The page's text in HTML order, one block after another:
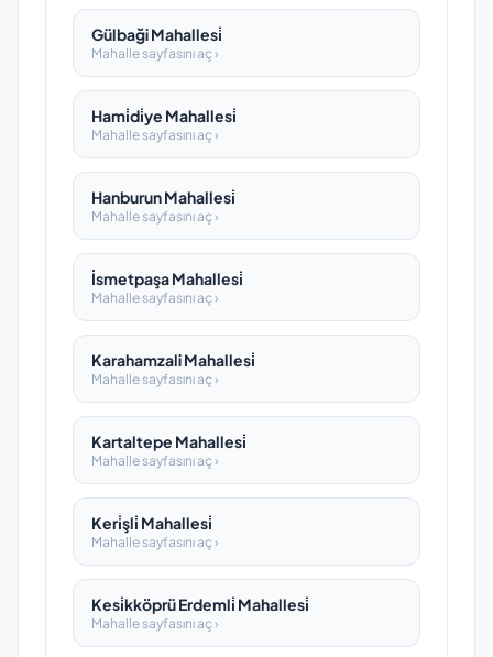
Gülbaği Mahallesi̇
Mahalle sayfasını aç ›
Hami̇di̇ye Mahallesi̇
Mahalle sayfasını aç ›
Hanburun Mahallesi̇
Mahalle sayfasını aç ›
İsmetpaşa Mahallesi̇
Mahalle sayfasını aç ›
Karahamzali Mahallesi̇
Mahalle sayfasını aç ›
Kartaltepe Mahallesi̇
Mahalle sayfasını aç ›
Keri̇şli̇ Mahallesi̇
Mahalle sayfasını aç ›
Kesi̇kköprü Erdemli̇ Mahallesi̇
Mahalle sayfasını aç ›